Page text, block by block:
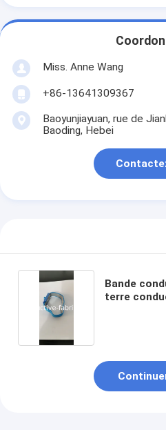
Miss. Anne Wang
+86-13641309367
Baoyunjiayuan, rue de
Baoding, Hebei
Bande
terre